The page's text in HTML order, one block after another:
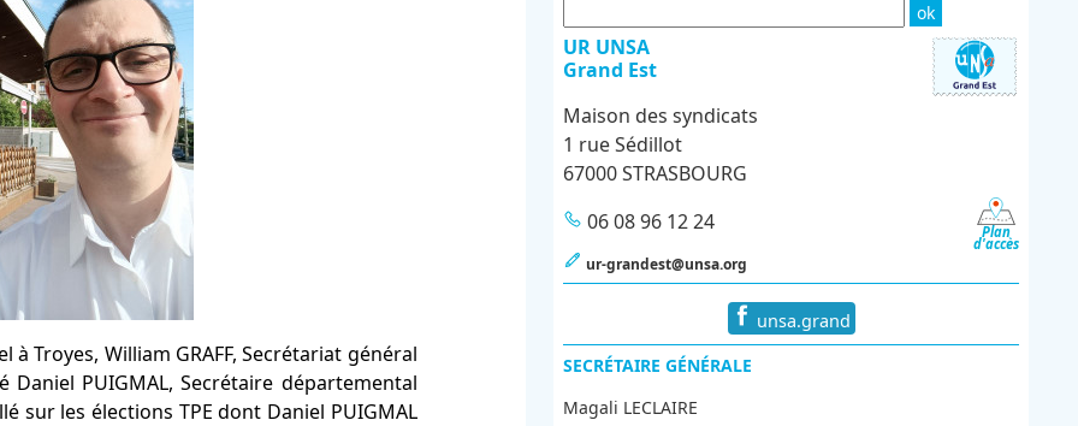
Troyes, William GRAFF, Secrétariat général
Daniel PUIGMAL, Secrétaire départemental
sur les élections TPE dont Daniel PUIGMAL
UR UNSA
Grand Est
Maison des syndicats
1 rue Sédillot
67000 STRASBOURG
Plan
d'accès
06 08 96 12 24
ur-grandest@unsa.org
unsa.grand
SECRÉTAIRE GÉNÉRALE
Magali LECLAIRE